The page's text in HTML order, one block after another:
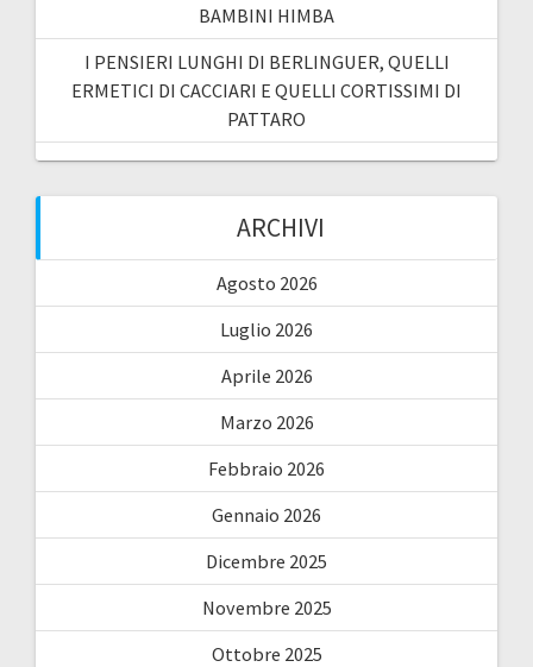
BAMBINI HIMBA
I PENSIERI LUNGHI DI BERLINGUER, QUELLI
ERMETICI DI CACCIARI E QUELLI CORTISSIMI DI
PATTARO
ARCHIVI
Agosto 2026
Luglio 2026
Aprile 2026
Marzo 2026
Febbraio 2026
Gennaio 2026
Dicembre 2025
Novembre 2025
Ottobre 2025